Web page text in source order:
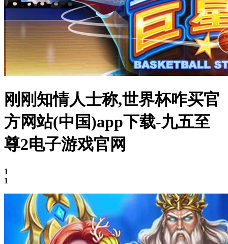
刚刚知情人士称,世界杯咋买官
方网站(中国)app下载-九五至
尊2电子游戏官网
1
1